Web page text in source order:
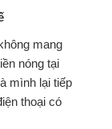
mang
nóng tại
mình lại tiếp
thoại có